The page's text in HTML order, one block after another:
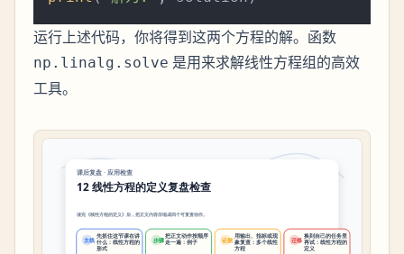
运行上述代码，你将得到这两个方程的解。函数
np.linalg.solve 是用来求解线性方程组的高效
工具。